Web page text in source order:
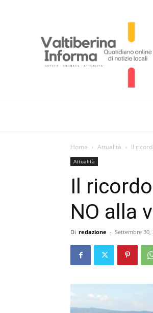
Home Attualità Il
Attualità
Il
NO alla
Di redazione - Settembre 30,